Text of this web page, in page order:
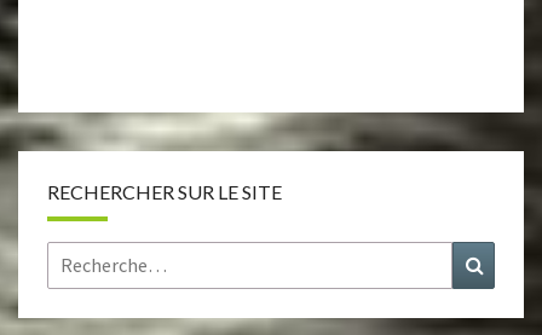
RECHERCHER SUR LE SITE
Rechercher :